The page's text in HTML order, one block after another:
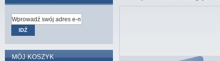
IDŹ
MÓJ KOSZYK